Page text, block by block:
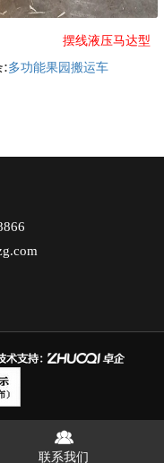
摆线液压马达型
多功能果园搬运车
联系我们